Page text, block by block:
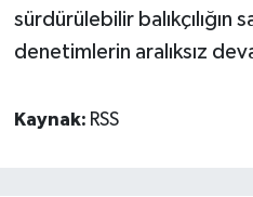
sürdürülebilir balıkçılığın
denetimlerin aralıksız
Kaynak: RSS